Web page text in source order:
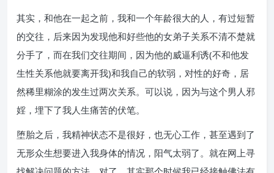
其实，和他在一起之前，我和一个年龄很大的人，有过短暂
的交往，后来因为发现他和好些他的女弟子关系不清不楚就
分手了，而在我们交往期间，因为他的威逼利诱(不和他发
生性关系他就要离开我)和我自己的软弱，对性的好奇，居
然稀里糊涂的发生过两次关系。可以说，因为与这个男人邪
婬，埋下了我人生痛苦的伏笔。
堕胎之后，我精神状态不是很好，也无心工作，甚至遇到了
无形众生想要进入我身体的情况，阳气太弱了。就在网上寻